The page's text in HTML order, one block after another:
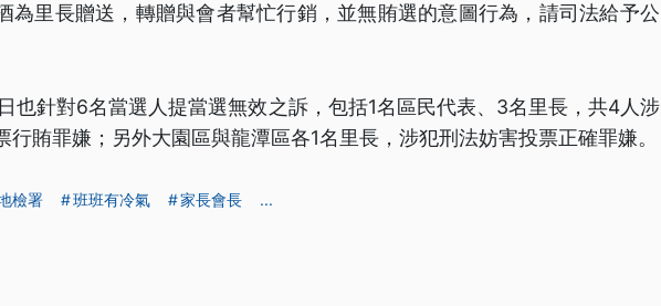
為里長贈送，轉贈與會者幫忙行銷，並無賄選的意圖行為，請司法給予公
也針對6名當選人提當選無效之訴，包括1名區民代表、3名里長，共4人涉
行賄罪嫌；另外大園區與龍潭區各1名里長，涉犯刑法妨害投票正確罪嫌。
檢署 班班有冷氣 家長會長 ...